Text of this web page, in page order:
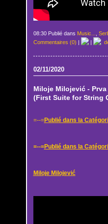
08:30 Publié dans Music...
Commentaires (0)
|
02/11/2020
Miloje Milojević -
(First Suite for String
=--=Publié dans la
=--=Publié dans la
Miloje Milojević